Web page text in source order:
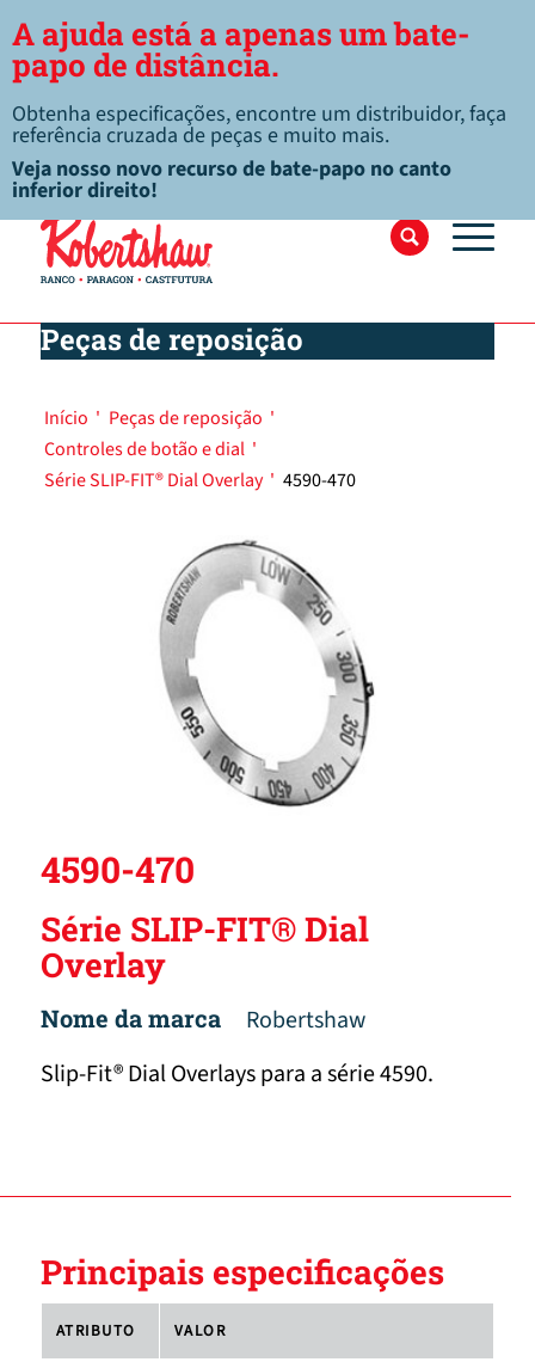
A ajuda está a apenas um bate-
papo de distância.
Obtenha especificações, encontre um distribuidor, faça
referência cruzada de peças e muito mais.
Veja nosso novo recurso de bate-papo no canto
inferior direito!
Peças de reposição
Início ' Peças de reposição '
Controles de botão e dial '
Série SLIP-FIT® Dial Overlay ' 4590-470
4590-470
Série SLIP-FIT® Dial
Overlay
Nome da marca
Robertshaw
Slip-Fit® Dial Overlays para a série 4590.
Principais especificações
ATRIBUTO VALOR